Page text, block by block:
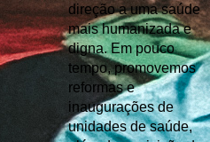
direção a uma saúde
mais humanizada e
digna. Em pouco
tempo, promovemos
reformas e
inaugurações de
unidades de saúde,